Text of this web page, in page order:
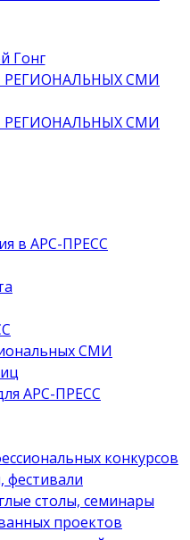
в АРС-ПРЕСС
СМИ
АРС-ПРЕСС
конкурсов
фестивали
столы, семинары
проектов